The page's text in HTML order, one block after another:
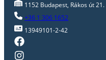
1152 Budapest, Rákos út 21.
+36 1 306 1652
13949101-2-42